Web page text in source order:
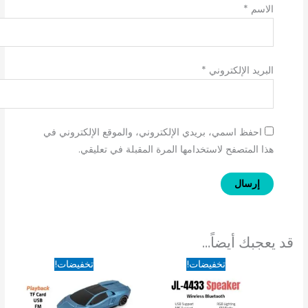
الاسم *
البريد الإلكتروني *
احفظ اسمي، بريدي الإلكتروني، والموقع الإلكتروني في
هذا المتصفح لاستخدامها المرة المقبلة في تعليقي.
قد يعجبك أيضاً…
تخفيضات!
السعر
الأصلي
هو:
950EGP.
السعر
الحالي
هو:
650EGP.
تخفيضات!
السعر
الأصلي
990EGP.
السعر
الحالي
590EGP.